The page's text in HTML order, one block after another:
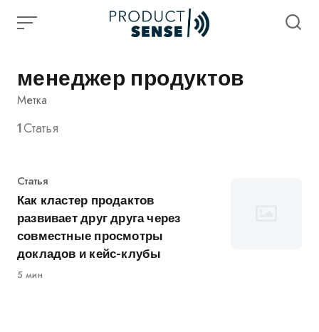
менеджер продуктов
Метка
1Статья
Категория
Статья
Как кластер продактов
развивает друг друга через
совместные просмотры
докладов и кейс-клубы
5 мин